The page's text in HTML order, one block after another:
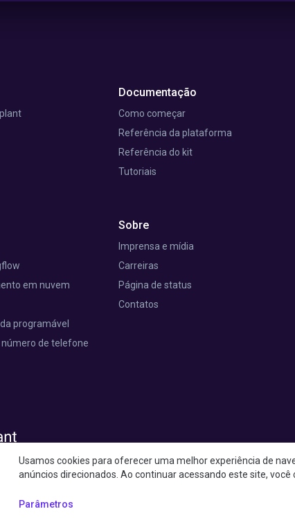
em nuvem
programável
de telefone
Documentação
Como começar
Referência da plataforma
Referência do kit
Tutoriais
Sobre
Imprensa e mídia
Carreiras
Página de status
Contatos
os direitos reservados. 150 West 25th Street, RM 403 Nova York, NY
Usamos cookies para oferecer uma melhor experiência de
anúncios direcionados. Ao continuar acessando este site, você
Parâmetros